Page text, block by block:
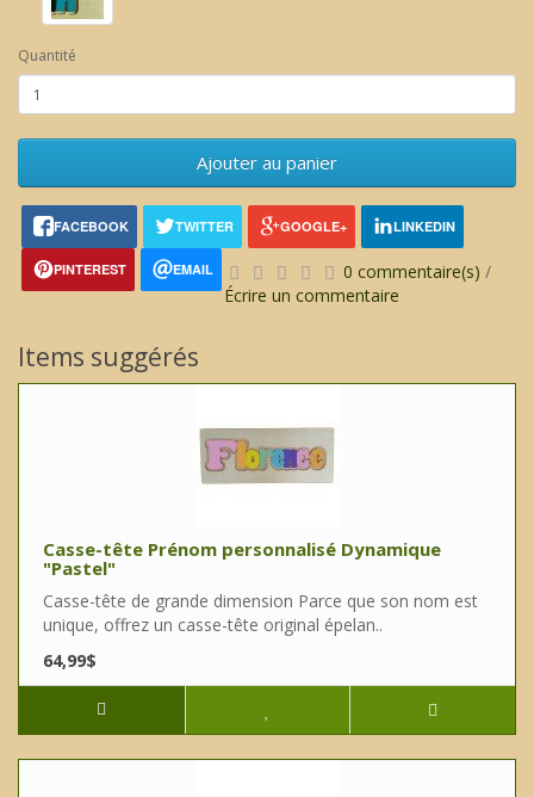
Quantité
Ajouter au panier
FACEBOOK TWITTER GOOGLE+ LINKEDIN
PINTEREST EMAIL 0 commentaire(s) /
Écrire un commentaire
Items suggérés
Casse-tête Prénom personnalisé Dynamique
"Pastel"
Casse-tête de grande dimension Parce que son nom est
unique, offrez un casse-tête original épelan..
64,99$